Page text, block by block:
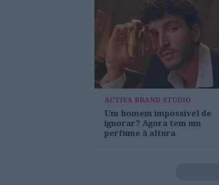
ACTIVA BRAND STUDIO
Um homem impossível de
ignorar? Agora tem um
perfume à altura